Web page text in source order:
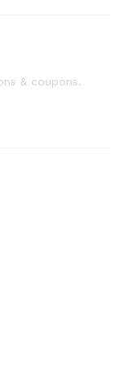
& coupons.